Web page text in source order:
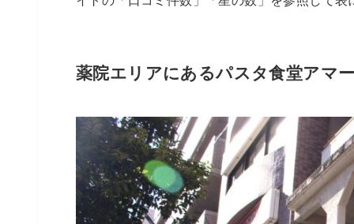
薬院エリアにあるパスタ食堂アマ